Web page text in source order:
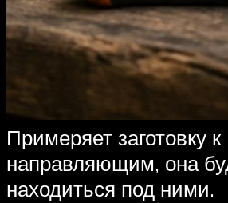
Примеряет заготовку к
направляющим, она
находиться под ними.